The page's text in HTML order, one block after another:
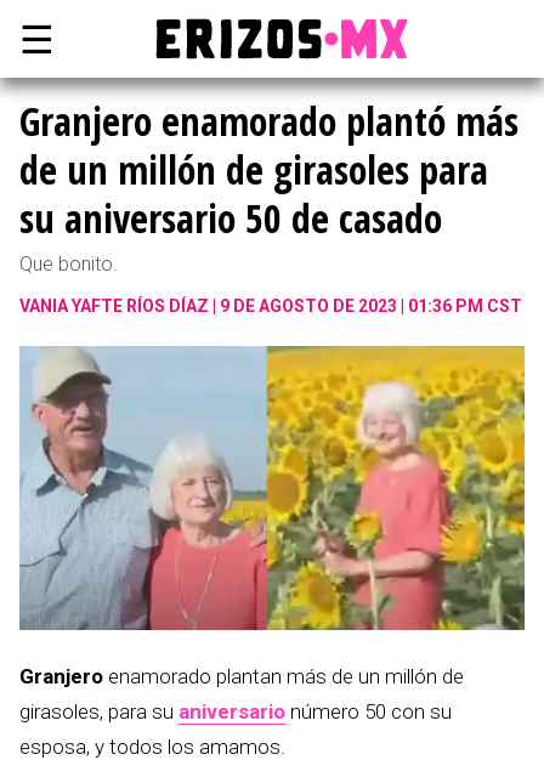
☰
Granjero enamorado plantó más
de un millón de girasoles para
su aniversario 50 de casado
Que bonito.
VANIA YAFTE RÍOS DÍAZ 9 DE AGOSTO DE 2023 | 01:36 PM CST
Granjero enamorado plantan más de un millón de
girasoles, para su aniversario número 50 con su
esposa, y todos los amamos.